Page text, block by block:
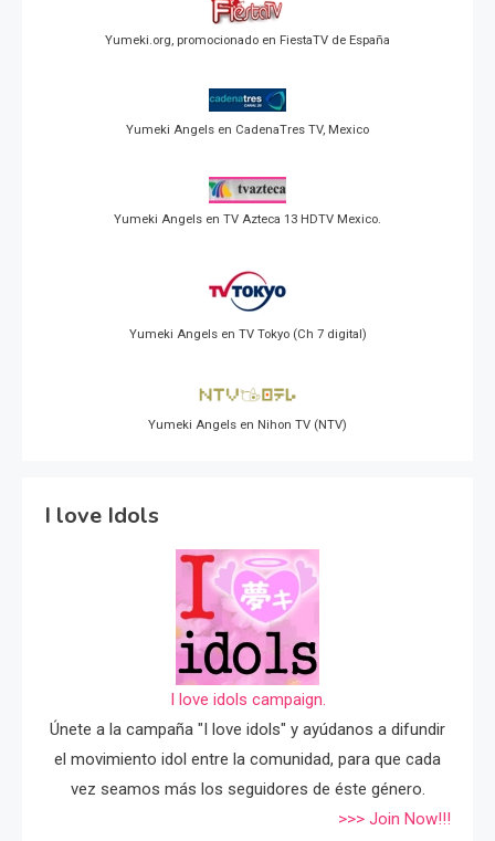
Yumeki.org, promocionado en FiestaTV de España
Yumeki Angels en CadenaTres TV, Mexico
Yumeki Angels en TV Azteca 13 HDTV Mexico.
Yumeki Angels en TV Tokyo (Ch 7 digital)
Yumeki Angels en Nihon TV (NTV)
I love Idols
I love idols campaign.
Únete a la campaña "I love idols" y ayúdanos a difundir
el movimiento idol entre la comunidad, para que cada
vez seamos más los seguidores de éste género.
>>> Join Now!!!